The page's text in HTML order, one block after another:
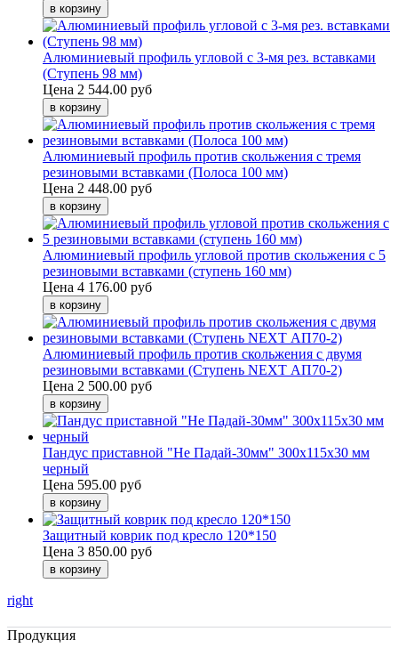
Алюминиевый профиль угловой с 3-мя рез. вставками
(Ступень 98 мм)
Цена 2 544.00 руб
Алюминиевый профиль против скольжения с тремя
резиновыми вставками (Полоса 100 мм)
Цена 2 448.00 руб
Алюминиевый профиль угловой против скольжения с 5
резиновыми вставками (ступень 160 мм)
Цена 4 176.00 руб
Алюминиевый профиль против скольжения с двумя
резиновыми вставками (Ступень NEXT АП70-2)
Цена 2 500.00 руб
Пандус приставной "Не Падай-30мм" 300х115х30 мм
черный
Цена 595.00 руб
Защитный коврик под кресло 120*150
Цена 3 850.00 руб
right
Продукция